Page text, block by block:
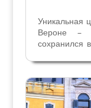
Уникальная
Вероне –
сохранился
во многих
мы...